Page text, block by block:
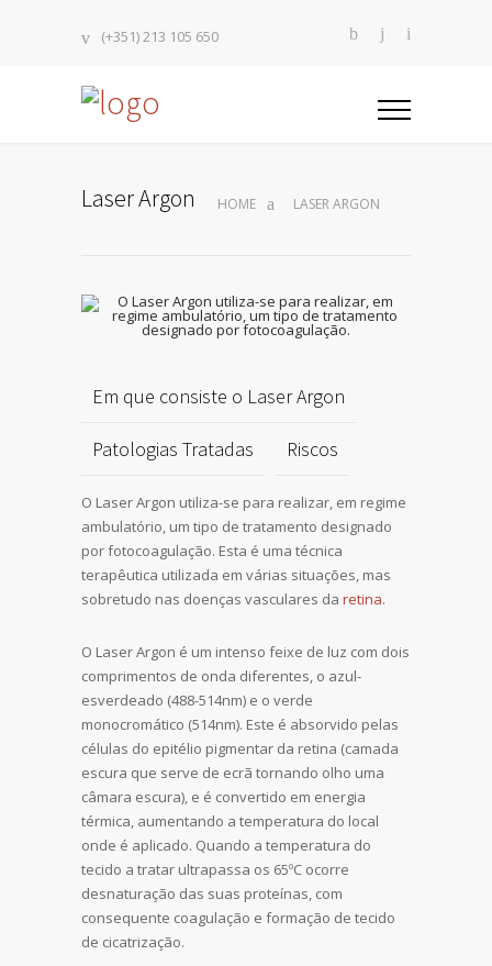
(+351) 213 105 650
Laser Argon HOME LASER ARGON
Em que consiste o Laser Argon
Patologias Tratadas Riscos
O Laser Argon utiliza-se para realizar, em regime
ambulatório, um tipo de tratamento designado
por fotocoagulação. Esta é uma técnica
terapêutica utilizada em várias situações, mas
sobretudo nas doenças vasculares da retina.
O Laser Argon é um intenso feixe de luz com dois
comprimentos de onda diferentes, o azul-
esverdeado (488-514nm) e o verde
monocromático (514nm). Este é absorvido pelas
células do epitélio pigmentar da retina (camada
escura que serve de ecrã tornando olho uma
câmara escura), e é convertido em energia
térmica, aumentando a temperatura do local
onde é aplicado. Quando a temperatura do
tecido a tratar ultrapassa os 65ºC ocorre
desnaturação das suas proteínas, com
consequente coagulação e formação de tecido
de cicatrização.